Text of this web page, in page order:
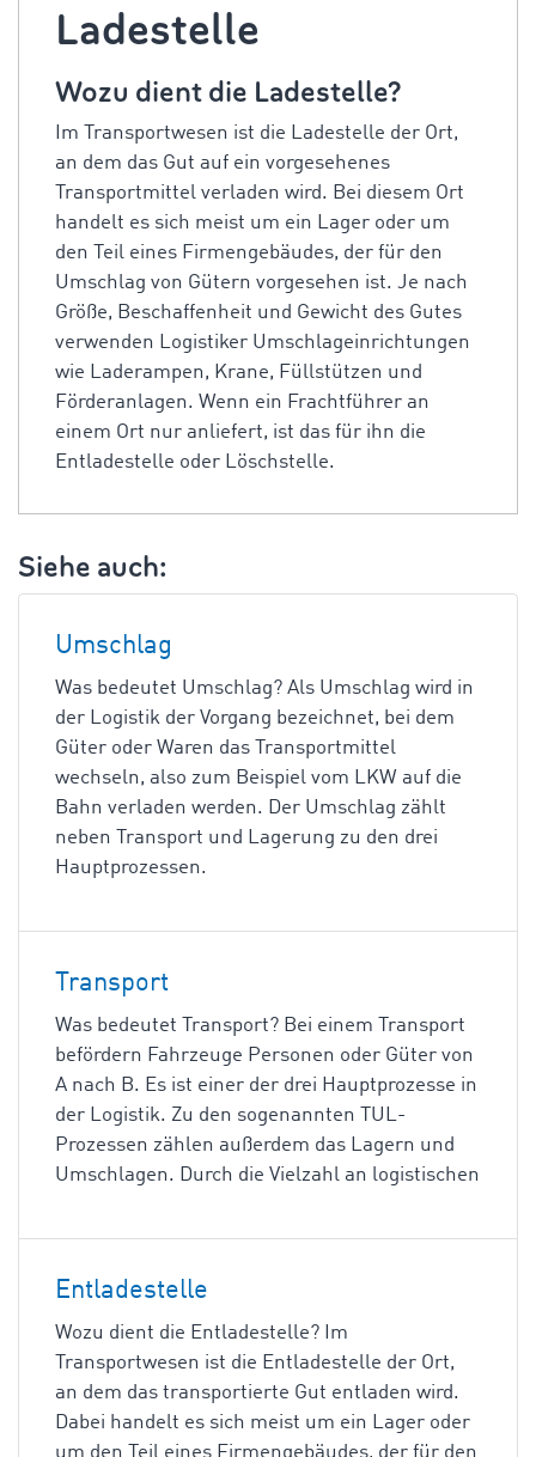
Ladestelle
Wozu dient die Ladestelle?
Im Transportwesen ist die Ladestelle der Ort,
an dem das Gut auf ein vorgesehenes
Transportmittel verladen wird. Bei diesem Ort
handelt es sich meist um ein Lager oder um
den Teil eines Firmengebäudes, der für den
Umschlag von Gütern vorgesehen ist. Je nach
Größe, Beschaffenheit und Gewicht des Gutes
verwenden Logistiker Umschlageinrichtungen
wie Laderampen, Krane, Füllstützen und
Förderanlagen. Wenn ein Frachtführer an
einem Ort nur anliefert, ist das für ihn die
Entladestelle oder Löschstelle.
Siehe auch:
Umschlag
Was bedeutet Umschlag? Als Umschlag wird in
der Logistik der Vorgang bezeichnet, bei dem
Güter oder Waren das Transportmittel
wechseln, also zum Beispiel vom LKW auf die
Bahn verladen werden. Der Umschlag zählt
neben Transport und Lagerung zu den drei
Hauptprozessen.
Transport
Was bedeutet Transport? Bei einem Transport
befördern Fahrzeuge Personen oder Güter von
A nach B. Es ist einer der drei Hauptprozesse in
der Logistik. Zu den sogenannten TUL-
Prozessen zählen außerdem das Lagern und
Umschlagen. Durch die Vielzahl an logistischen
Entladestelle
Wozu dient die Entladestelle? Im
Transportwesen ist die Entladestelle der Ort,
an dem das transportierte Gut entladen wird.
Dabei handelt es sich meist um ein Lager oder
um den Teil eines Firmengebäudes, der für den